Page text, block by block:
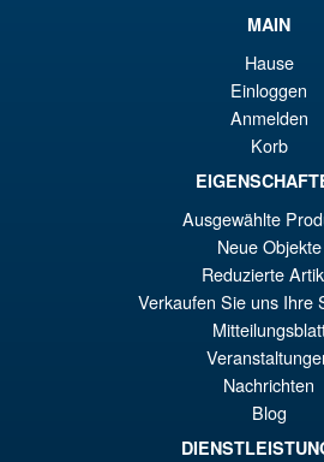
Spirits
in the
PRÉ
Neon
Action
MAIN
Hause
Einloggen
Anmelden
Korb
Ausgewählte
Neue Objekte
Reduzierte
Verkaufen Sie uns Ihre
Nachrichten
Blog